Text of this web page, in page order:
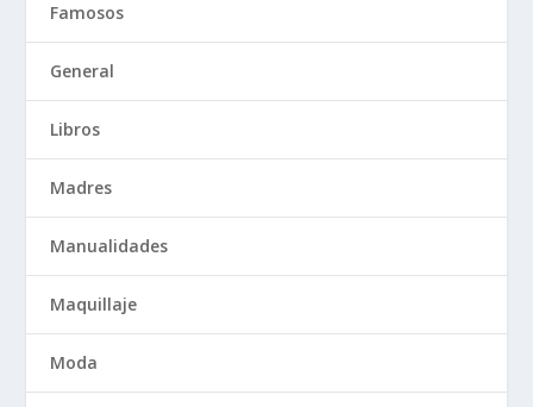
Famosos
General
Libros
Madres
Manualidades
Maquillaje
Moda